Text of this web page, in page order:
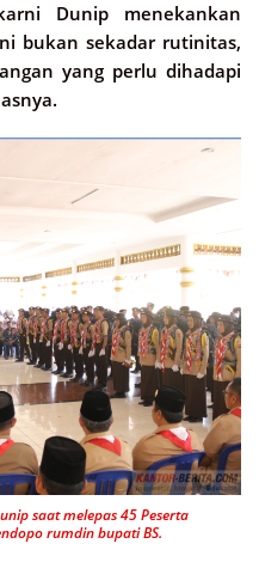
Dunip menekankan
bukan sekadar rutinitas,
yang perlu dihadapi
saat melepas 45 Peserta
rumdin bupati BS.